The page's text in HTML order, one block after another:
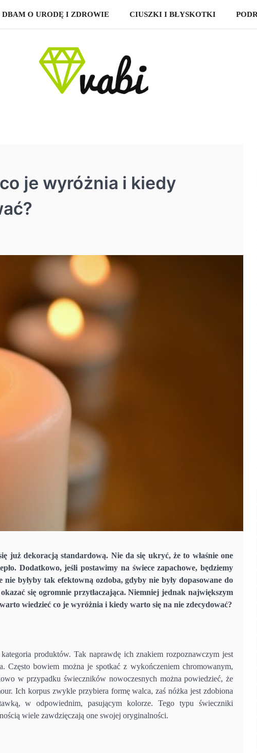
O URODĘ I ZDROWIE CIUSZKI I BŁYSKOTKI
je wyróżnia i kiedy
już dekoracją standardową. Nie da się ukryć, że to właśnie one
Dodatkowo, jeśli postawimy na świece zapachowe, będziemy
byłyby tak efektowną ozdoba, gdyby nie były dopasowane do
się ogromnie przytłaczająca. Niemniej jednak największym
wiedzieć co je wyróżnia i kiedy warto się na nie zdecydować?
produktów. Tak naprawdę ich znakiem rozpoznawczym jest
Często bowiem można je spotkać z wykończeniem chromowanym,
w przypadku świeczników nowoczesnych można powiedzieć, że
Ich korpus zwykle przybiera formę walca, zaś nóżka jest zdobiona
w odpowiednim, pasującym kolorze. Tego typu świeczniki
wiele zawdzięczają one swojej oryginalności.